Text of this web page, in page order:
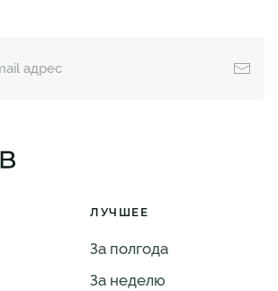
ЛУЧШЕЕ
За полгода
За неделю